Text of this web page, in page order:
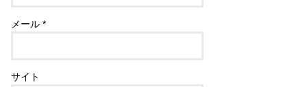
メール*
サイト